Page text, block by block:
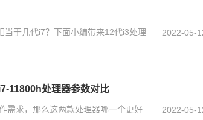
于几代i7？下面小编带来12代i3处理
2022-05-
11800h处理器参数对比
需求，那么这两款处理器哪一个更好
2022-05-